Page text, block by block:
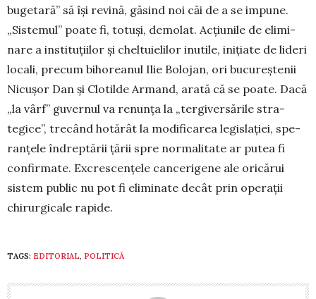
bugetară” să își revină, găsind noi căi de a se im­pu­ne.
„Sistemul” poate fi, totuși, demolat. Acțiunile de eli­mi­
nare a instituțiilor și cheltuielilor inutile, inițiate de li­deri
locali, precum bihoreanul Ilie Bolojan, ori bucu­reș­­te­nii
Nicușor Dan și Clotilde Armand, arată că se poa­te. Dacă
„la vârf” guvernul va renunța la „tergi­ver­să­rile stra­­
tegice”, trecând hotărât la modificarea legis­lației, spe­
ran­țele îndreptării țării spre normalitate ar pu­tea fi
con­fir­mate. Excrescențele cancerigene ale oricărui
sistem pu­blic nu pot fi eliminate decât prin operații
chirurgicale rapide.
TAGS: EDITORIAL, POLITICĂ